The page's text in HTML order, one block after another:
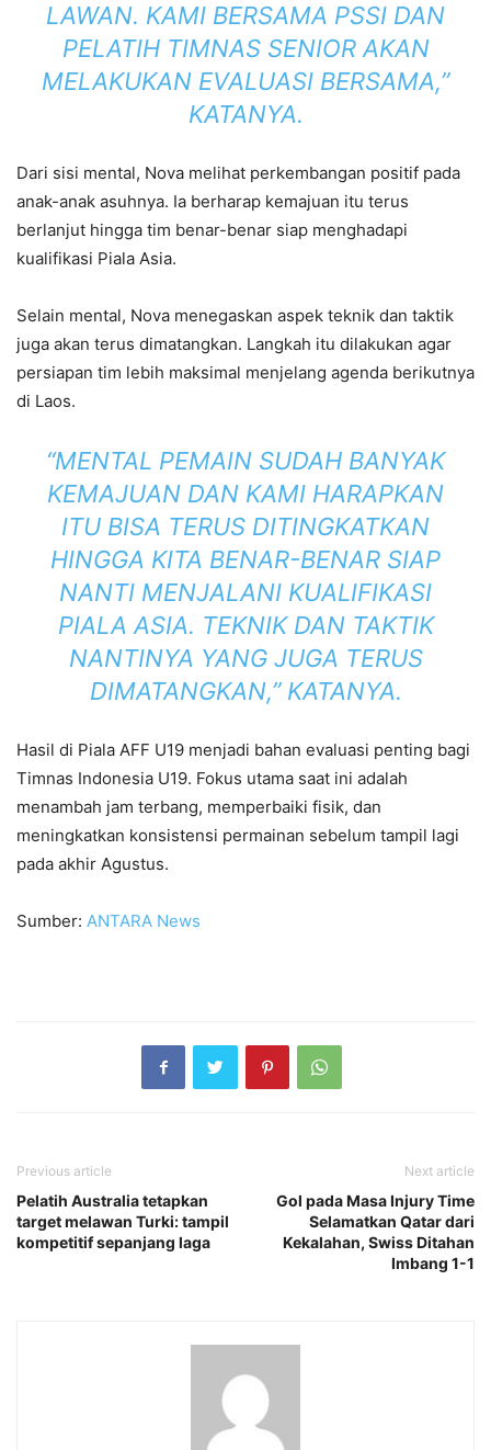
LAWAN. KAMI BERSAMA PSSI DAN
PELATIH TIMNAS SENIOR AKAN
MELAKUKAN EVALUASI BERSAMA,”
KATANYA.
Dari sisi mental, Nova melihat perkembangan positif pada
anak-anak asuhnya. Ia berharap kemajuan itu terus
berlanjut hingga tim benar-benar siap menghadapi
kualifikasi Piala Asia.
Selain mental, Nova menegaskan aspek teknik dan taktik
juga akan terus dimatangkan. Langkah itu dilakukan agar
persiapan tim lebih maksimal menjelang agenda berikutnya
di Laos.
“MENTAL PEMAIN SUDAH BANYAK
KEMAJUAN DAN KAMI HARAPKAN
ITU BISA TERUS DITINGKATKAN
HINGGA KITA BENAR-BENAR SIAP
NANTI MENJALANI KUALIFIKASI
PIALA ASIA. TEKNIK DAN TAKTIK
NANTINYA YANG JUGA TERUS
DIMATANGKAN,” KATANYA.
Hasil di Piala AFF U19 menjadi bahan evaluasi penting bagi
Timnas Indonesia U19. Fokus utama saat ini adalah
menambah jam terbang, memperbaiki fisik, dan
meningkatkan konsistensi permainan sebelum tampil lagi
pada akhir Agustus.
Sumber: ANTARA News
Previous article
Pelatih Australia tetapkan
target melawan Turki: tampil
kompetitif sepanjang laga
Next article
Gol pada Masa Injury Time
Selamatkan Qatar dari
Kekalahan, Swiss Ditahan
Imbang 1-1